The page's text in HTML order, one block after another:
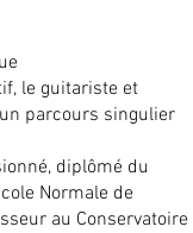
le guitariste et
parcours singulier
diplômé du
Normale de
au Conservatoire